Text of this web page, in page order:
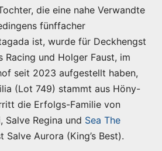
die eine nahe Verwandte
fünffacher
ist, wurde für Deckhengst
Racing und Holger Faust, im
seit 2023 aufgestellt haben,
(Lot 749) stammt aus Höny-
die Erfolgs-Familie von
Salve Regina und Sea The
Salve Aurora (King’s Best).